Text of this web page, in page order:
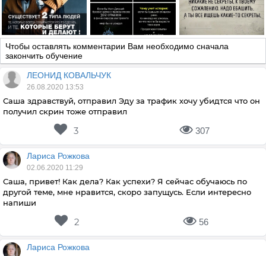
Чтобы оставлять комментарии Вам необходимо сначала
закончить обучение
ЛЕОНИД КОВАЛЬЧУК
26.08.2020 13:53
Саша здравствуй, отправил Эду за трафик хочу убидтся что он
получил скрин тоже отправил
3 307
Лариса Рожкова
02.06.2020 11:29
Саша, привет! Как дела? Как успехи? Я сейчас обучаюсь по
другой теме, мне нравится, скоро запущусь. Если интересно
напиши
2 56
Лариса Рожкова